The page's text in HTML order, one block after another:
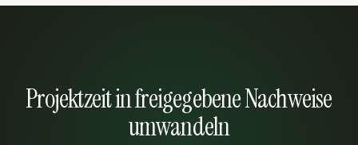
Projektzeit in freigegebene Nachweise
umwandeln